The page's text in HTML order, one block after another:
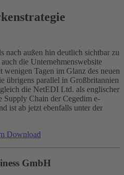
nach außen hin deutlich sichtbar zu
die Unternehmenswebsite
wenigen Tagen im Glanz des neuen
übrigens parallel in Großbritannien
die NetEDI Ltd. als englischer
Supply Chain der Cegedim e-
ist ab jetzt ebenfalls unter der
Download
GmbH